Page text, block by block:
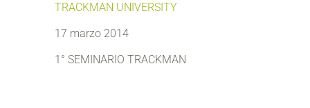
TRACKMAN UNIVERSITY
17 marzo 2014
1° SEMINARIO TRACKMAN